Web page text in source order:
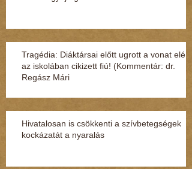
Tragédia: Diáktársai előtt ugrott a vonat elé
az iskolában cikizett fiú! (Kommentár: dr.
Regász Mári
Hivatalosan is csökkenti a szívbetegségek
kockázatát a nyaralás